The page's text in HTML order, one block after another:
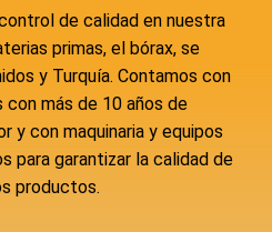
de calidad en nuestra
primas, el bórax, se
y Turquía. Contamos con
más de 10 años de
y con maquinaria y equipos
para garantizar la calidad de
productos.